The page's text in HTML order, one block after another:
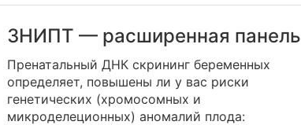
3НИПТ — расширенная панель
Пренатальный ДНК скрининг беременных
определяет, повышены ли у вас риски
генетических (хромосомных и
микроделеционных) аномалий плода: